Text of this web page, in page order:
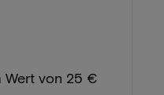
Wert von 25 €